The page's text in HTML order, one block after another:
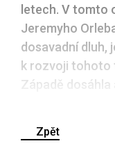
letech. V tomto
Jeremyho
dosavadní dluh,
k rozvoji tohoto
Západě
Zpět